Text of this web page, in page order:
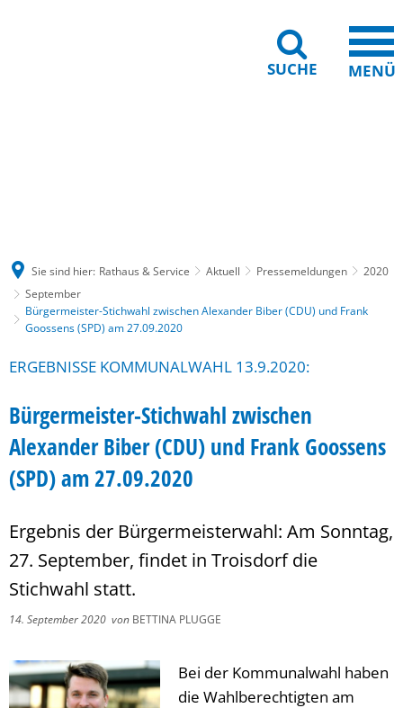
SUCHE MENÜ
Sie sind hier: Rathaus & Service Aktuell Pressemeldungen
2020
September
Bürgermeister-Stichwahl zwischen Alexander Biber (CDU) und Frank
Goossens (SPD) am 27.09.2020
ERGEBNISSE KOMMUNALWAHL 13.9.2020:
Bürgermeister-Stichwahl zwischen
Alexander Biber (CDU) und Frank Goossens
(SPD) am 27.09.2020
Ergebnis der Bürgermeisterwahl: Am Sonntag,
27. September, findet in Troisdorf die
Stichwahl statt.
14. September 2020 von BETTINA PLUGGE
Bei der Kommunalwahl haben
die Wahlberechtigten am